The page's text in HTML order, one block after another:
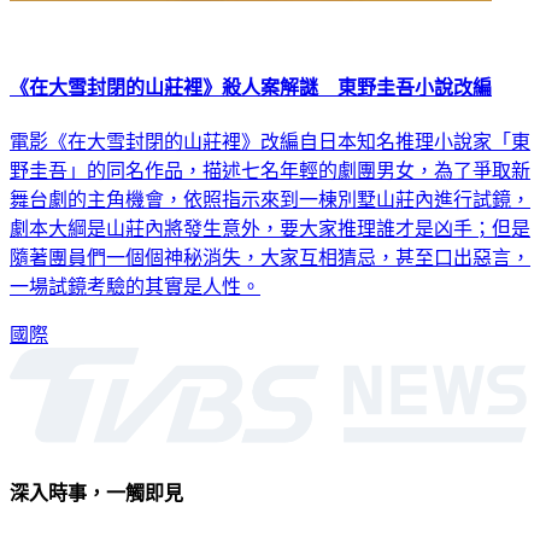
《在大雪封閉的山莊裡》殺人案解謎 東野圭吾小說改編
電影《在大雪封閉的山莊裡》改編自日本知名推理小說家「東
野圭吾」的同名作品，描述七名年輕的劇團男女，為了爭取新
舞台劇的主角機會，依照指示來到一棟別墅山莊內進行試鏡，
劇本大綱是山莊內將發生意外，要大家推理誰才是凶手；但是
隨著團員們一個個神秘消失，大家互相猜忌，甚至口出惡言，
一場試鏡考驗的其實是人性。
國際
深入時事，一觸即見